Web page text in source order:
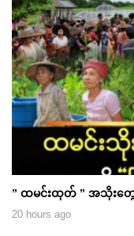
” ထမင်းထုတ် ” အသိုးတွေ
20 hours ago